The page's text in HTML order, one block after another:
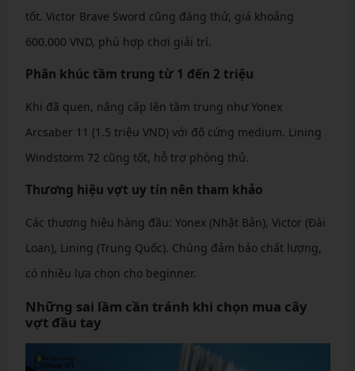
tốt. Victor Brave Sword cũng đáng thử, giá khoảng
600.000 VND, phù hợp chơi giải trí.
Phân khúc tầm trung từ 1 đến 2 triệu
Khi đã quen, nâng cấp lên tầm trung như Yonex
Arcsaber 11 (1.5 triệu VND) với độ cứng medium. Lining
Windstorm 72 cũng tốt, hỗ trợ phòng thủ.
Thương hiệu vợt uy tín nên tham khảo
Các thương hiệu hàng đầu: Yonex (Nhật Bản), Victor (Đài
Loan), Lining (Trung Quốc). Chúng đảm bảo chất lượng,
có nhiều lựa chọn cho beginner.
Những sai lầm cần tránh khi chọn mua cây
vợt đầu tay